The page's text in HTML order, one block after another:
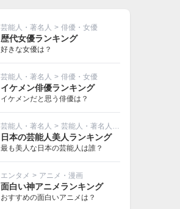
芸能人・著名人 > 俳優・女優
歴代女優ランキング
好きな女優は？
芸能人・著名人 > 俳優・女優
イケメン俳優ランキング
イケメンだと思う俳優は？
芸能人・著名人 > 芸能人・著名人その他
日本の芸能人美人ランキング
最も美人な日本の芸能人は誰？
エンタメ > アニメ・漫画
面白い神アニメランキング
おすすめの面白いアニメは？